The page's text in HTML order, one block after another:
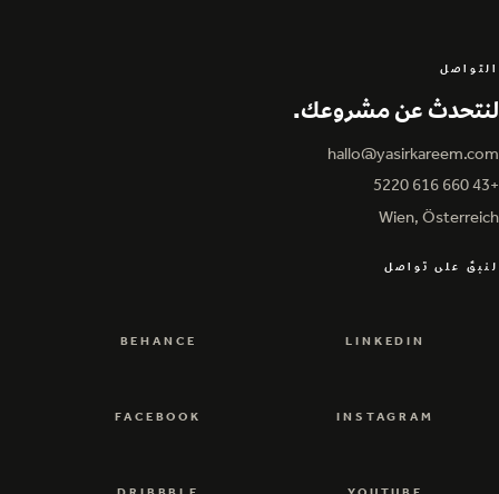
التواصل
لنتحدث عن مشروعك.
hallo@yasirkareem.com
hallo@yasirkareem.com+43 660 616 5220
+43 660 616 5220
Wien, Österreich
لنبقَ على تواصل
LINKEDIN
BEHANCE
INSTAGRAM
FACEBOOK